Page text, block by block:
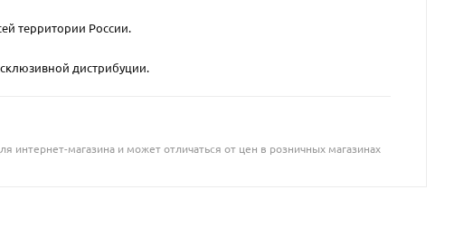
территории России.
дистрибуции.
интернет-магазина и может отличаться от цен в розничных магазинах